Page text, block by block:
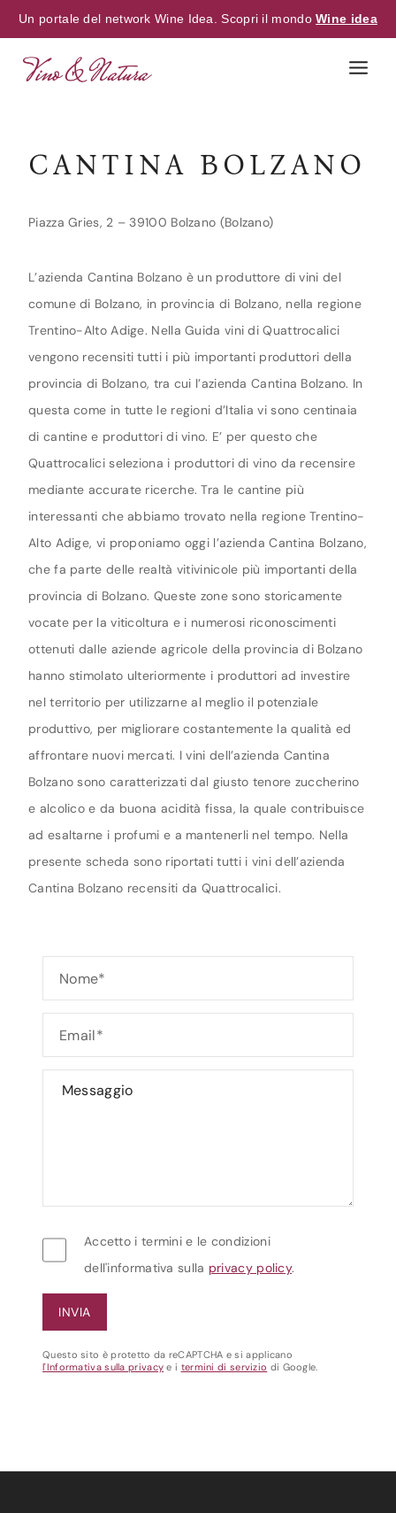
Un portale del network Wine Idea. Scopri il mondoWine idea
CANTINA BOLZANO
Piazza Gries, 2 – 39100 Bolzano (Bolzano)
L’azienda Cantina Bolzano è un produttore di vini del
comune di Bolzano, in provincia di Bolzano, nella regione
Trentino-Alto Adige. Nella Guida vini di Quattrocalici
vengono recensiti tutti i più importanti produttori della
provincia di Bolzano, tra cui l’azienda Cantina Bolzano. In
questa come in tutte le regioni d’Italia vi sono centinaia
di cantine e produttori di vino. E’ per questo che
Quattrocalici seleziona i produttori di vino da recensire
mediante accurate ricerche. Tra le cantine più
interessanti che abbiamo trovato nella regione Trentino-
Alto Adige, vi proponiamo oggi l’azienda Cantina Bolzano,
che fa parte delle realtà vitivinicole più importanti della
provincia di Bolzano. Queste zone sono storicamente
vocate per la viticoltura e i numerosi riconoscimenti
ottenuti dalle aziende agricole della provincia di Bolzano
hanno stimolato ulteriormente i produttori ad investire
nel territorio per utilizzarne al meglio il potenziale
produttivo, per migliorare costantemente la qualità ed
affrontare nuovi mercati. I vini dell’azienda Cantina
Bolzano sono caratterizzati dal giusto tenore zuccherino
e alcolico e da buona acidità fissa, la quale contribuisce
ad esaltarne i profumi e a mantenerli nel tempo. Nella
presente scheda sono riportati tutti i vini dell’azienda
Cantina Bolzano recensiti da Quattrocalici.
Accetto i termini e le condizioni
dell'informativa sulla privacy policy.
Questo sito è protetto da reCAPTCHA e si applicano
l'Informativa sulla privacy e i termini di servizio di Google.